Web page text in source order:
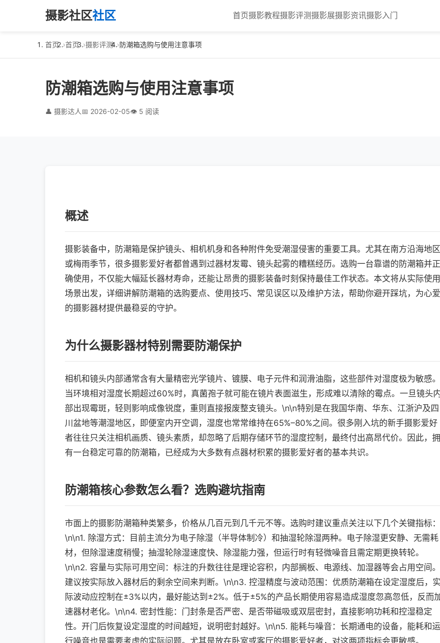
摄影社区社区 首页摄影教程摄影评测摄影展摄影资讯摄影入门
首页 首页 摄影评测 防潮箱选购与使用注意事项
防潮箱选购与使用注意事项
👤 摄影达人📅 2026-02-05👁️ 5 阅读
概述
摄影装备中，防潮箱是保护镜头、相机机身和各种附件免受潮湿侵害的重要工具。尤其在南方沿海地区
或梅雨季节，很多摄影爱好者都曾遇到过器材发霉、镜头起雾的糟糕经历。选购一台靠谱的防潮箱并正
确使用，不仅能大幅延长器材寿命，还能让昂贵的摄影装备时刻保持最佳工作状态。本文将从实际使用
场景出发，详细讲解防潮箱的选购要点、使用技巧、常见误区以及维护方法，帮助你避开踩坑，为心爱
的摄影器材提供最稳妥的守护。
为什么摄影器材特别需要防潮保护
相机和镜头内部通常含有大量精密光学镜片、镀膜、电子元件和润滑油脂，这些部件对湿度极为敏感。
当环境相对湿度长期超过60%时，真菌孢子就可能在镜片表面滋生，形成难以清除的霉点。一旦镜头
部出现霉斑，轻则影响成像锐度，重则直接报废整支镜头。\n\n特别是在我国华南、华东、江浙沪及四
川盆地等潮湿地区，即便室内开空调，湿度也常常维持在65%–80%之间。很多刚入坑的新手摄影爱好
者往往只关注相机画质、镜头素质，却忽略了后期存储环节的湿度控制，最终付出高昂代价。因此，拥
有一台稳定可靠的防潮箱，已经成为大多数有点器材积累的摄影爱好者的基本共识。
防潮箱核心参数怎么看？选购避坑指南
市面上的摄影防潮箱种类繁多，价格从几百元到几千元不等。选购时建议重点关注以下几个关键指标：
\n\n1. 除湿方式：目前主流分为电子除湿（半导体制冷）和抽湿轮除湿两种。电子除湿更安静、无需耗
材，但除湿速度稍慢；抽湿轮除湿速度快、除湿能力强，但运行时有轻微噪音且需定期更换转轮。
\n\n2. 容量与实际可用空间：标注的升数往往是理论容积，内部搁板、电源线、加湿器等会占用空间。
建议按实际放入器材后的剩余空间来判断。\n\n3. 控湿精度与波动范围：优质防潮箱在设定湿度后，
际波动应控制在±3%以内，最好能达到±2%。低于±5%的产品长期使用容易造成湿度忽高忽低，反而
速器材老化。\n\n4. 密封性能：门封条是否严密、是否带磁吸或双层密封，直接影响功耗和控湿稳定
性。开门后恢复设定湿度的时间越短，说明密封越好。\n\n5. 能耗与噪音：长期通电的设备，能耗和运
行噪音也是需要考虑的实际问题。尤其是放在卧室或客厅的摄影爱好者，对这两项指标会更敏感。